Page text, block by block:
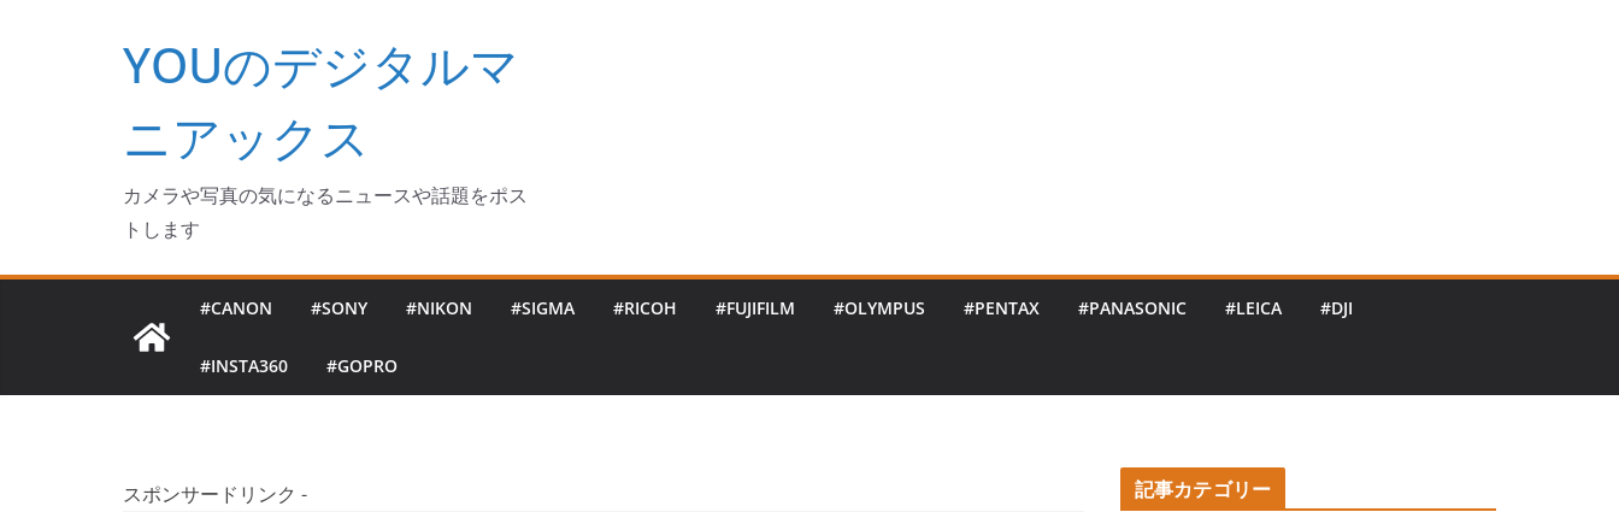
ッ
YOUのデジタルマ
ニアックス
カメラや写真の気になるニュースや話題をポス
トします
#CANON #SONY #NIKON #SIGMA #RICOH #FUJIFILM #OLYMPUS #PENTAX #PANASONIC #LEICA #DJI
#INSTA360 #GOPRO
スポンサードリンク - 記事カテゴリー